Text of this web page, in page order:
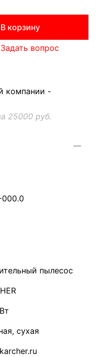
В корзину
Задать вопрос
компании -
25000 руб.
000.0
пылесос
сухая